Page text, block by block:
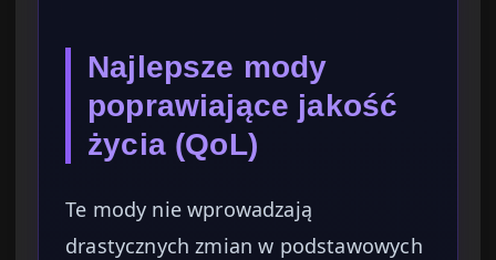
Najlepsze mody
poprawiające jakość
życia (QoL)
Te mody nie wprowadzają
drastycznych zmian w podstawowych